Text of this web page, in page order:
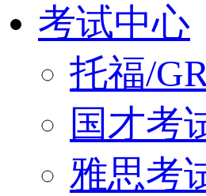
考试中心
托福/
国才考
雅思考